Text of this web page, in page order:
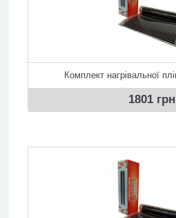
Комплект нагрівальної
1801 грн